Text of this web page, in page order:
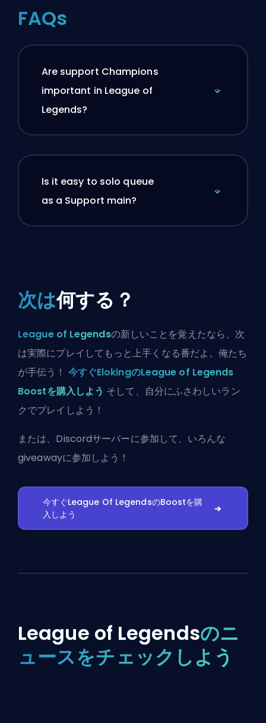
FAQs
Are support Champions
important in League of
Legends?
Is it easy to solo queue
as a Support main?
次は何する？
League of Legendsの新しいことを覚えたなら、次
は実際にプレイしてもっと上手くなる番だよ。俺たち
が手伝う！ 今すぐElokingのLeague of Legends
Boostを購入しよう そして、自分にふさわしいラン
クでプレイしよう！
または、 Discordサーバーに参加して、いろんな
giveawayに参加しよう！
今すぐLeague Of LegendsのBoostを購
入しよう
League of Legendsのニ
ュースをチェックしよう